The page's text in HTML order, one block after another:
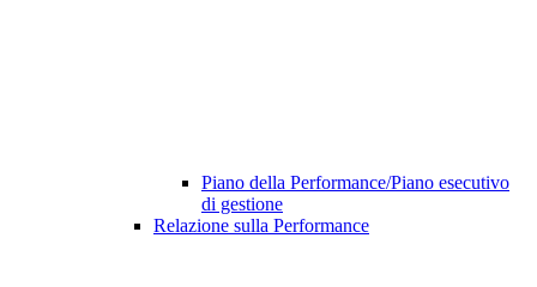
Piano della Performance/Piano esecutivo
di gestione
Relazione sulla Performance